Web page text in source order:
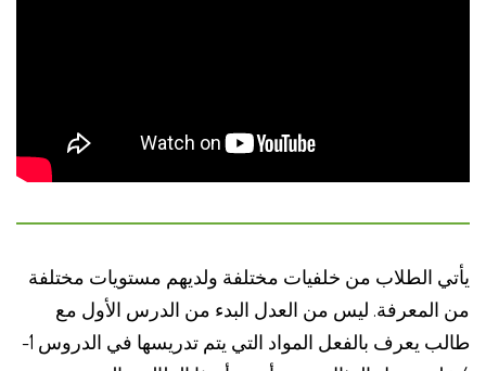
يأتي الطلاب من خلفيات مختلفة ولديهم مستويات مختلفة
من المعرفة. ليس من العدل البدء من الدرس الأول مع
طالب يعرف بالفعل المواد التي يتم تدريسها في الدروس 1-